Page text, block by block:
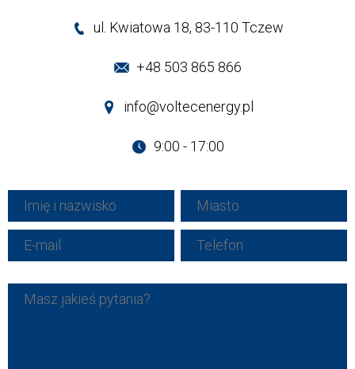
ul. Kwiatowa 18, 83-110 Tczew
+48 503 865 866
info@voltecenergy.pl
9:00 - 17:00